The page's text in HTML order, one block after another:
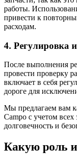
работы.
привести к
расходам.
4. Регулировка
После выполнения
провести проверку
включает в себя
дороге для
Мы предлагаем вам
Campo с учетом всех
долговечность и
Какую роль